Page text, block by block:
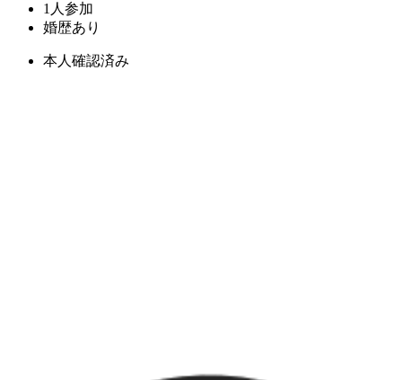
1人参加
婚歴あり
本人確認済み